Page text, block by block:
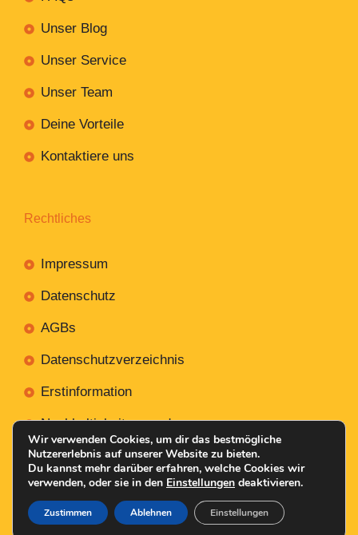
Unser Blog
Unser Service
Unser Team
Deine Vorteile
Kontaktiere uns
Rechtliches
Impressum
Datenschutz
AGBs
Datenschutzverzeichnis
Erstinformation
Nachhaltigkeitsverordnung
Mit Erstellt NR-Webservices.de© 2026
Wir verwenden Cookies, um dir das bestmögliche
Nutzererlebnis auf unserer Website zu bieten.
Du kannst mehr darüber erfahren, welche Cookies wir
verwenden, oder sie in den Einstellungen deaktivieren.
Zustimmen Ablehnen Einstellungen